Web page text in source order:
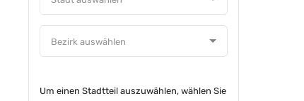
Um einen Stadtteil auszuwählen, wählen Sie